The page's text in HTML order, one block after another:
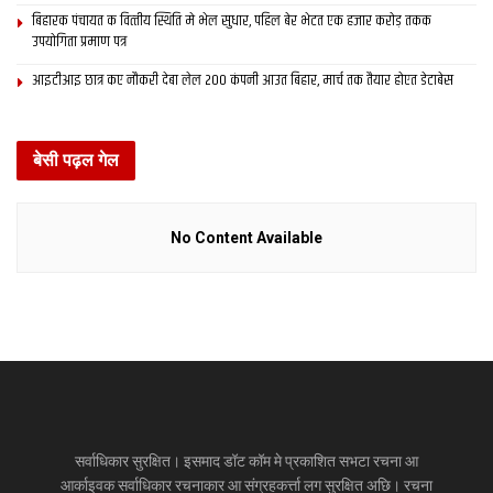
nitish
बिहारक पंचायत क वित्‍तीय स्थिति मे भेल सुधार, पहिल बेर भेटत एक हजार करोड़ तकक
उपयोगिता प्रमाण पत्र
आइटीआइ छात्र कए नौकरी देबा लेल 200 कंपनी आउत बिहार, मार्च तक तैयार होएत डेटाबेस
बेसी पढ़ल गेल
No Content Available
सर्वाधिकार सुरक्षित। इसमाद डॉट कॉम मे प्रकाशित सभटा रचना आ
आर्काइवक सर्वाधिकार रचनाकार आ संग्रहकर्त्ता लग सुरक्षित अछि। रचना